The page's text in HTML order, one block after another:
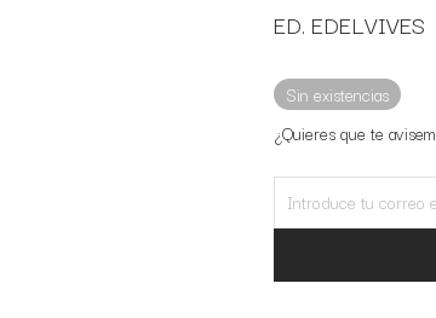
ED. EDELVIVES
Sin existencias
¿Quieres que te